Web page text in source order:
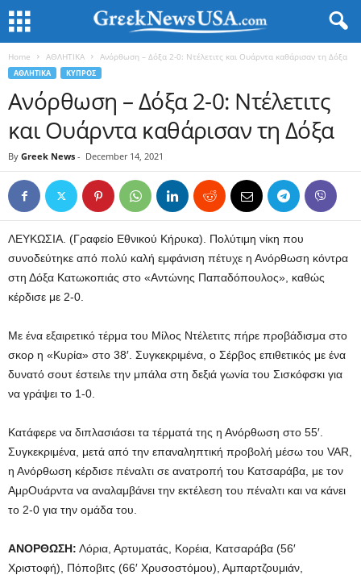
Home ΑΘΛΗΤΙΚΑ Ανόρθωση – Δόξα 2-0: Ντέλετιτς και Ουάρντα καθάρισαν τη Δόξα
ΑΘΛΗΤΙΚΑ ΚΥΠΡΟΣ
Ανόρθωση – Δόξα 2-0: Ντέλετιτς
και Ουάρντα καθάρισαν τη Δόξα
By Greek News - December 14, 2021
ΛΕΥΚΩΣΙΑ. (Γραφείο Εθνικού Κήρυκα). Πολύτιμη νίκη που
συνοδεύτηκε από πολύ καλή εμφάνιση πέτυχε η Ανόρθωση κόντρα
στη Δόξα Κατωκοπιάς στο «Αντώνης Παπαδόπουλος», καθώς
κέρδισε με 2-0.
Με ένα εξαιρετικό τέρμα του Μίλος Ντέλετιτς πήρε προβάδισμα στο
σκορ η «Κυρία» στο 38′. Συγκεκριμένα, ο Σέρβος επιθετικός με ένα
δυνατό σουτ έστειλε την μπάλα στη δεξιά γωνία του Σισκόφσκι για
να γράψει το 1-0.
Κατάφερε να διπλασιάσει τα τέρματά της η Ανόρθωση στο 55′.
Συγκεκριμένα, μετά από την επαναληπτική προβολή μέσω του VAR,
η Ανόρθωση κέρδισε πέναλτι σε ανατροπή του Κατσαράβα, με τον
ΑμρΟυάρντα να αναλαμβάνει την εκτέλεση του πέναλτι και να κάνει
το 2-0 για την ομάδα του.
ΑΝΟΡΘΩΣΗ: Λόρια, Αρτυματάς, Κορέια, Κατσαράβα (56′
Χριστοφή), Πόποβιτς (66′ Χρυσοστόμου), Αμπαρτζουμιάν,